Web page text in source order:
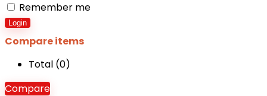
Remember me
Login
Compare items
Total (0)
Compare